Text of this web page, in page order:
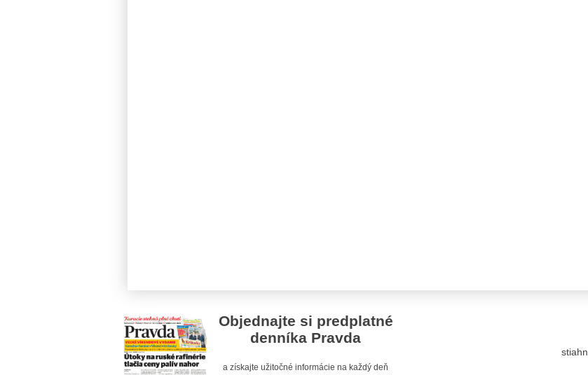
Objednajte si predplatné
denníka Pravda
a získajte užitočné informácie na každý deň